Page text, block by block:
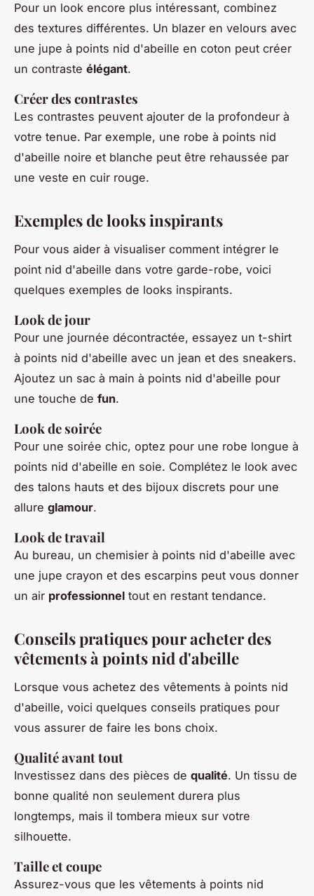
Pour un look encore plus intéressant, combinez
des textures différentes. Un blazer en velours avec
une jupe à points nid d'abeille en coton peut créer
un contraste élégant.
Créer des contrastes
Les contrastes peuvent ajouter de la profondeur à
votre tenue. Par exemple, une robe à points nid
d'abeille noire et blanche peut être rehaussée par
une veste en cuir rouge.
Exemples de looks inspirants
Pour vous aider à visualiser comment intégrer le
point nid d'abeille dans votre garde-robe, voici
quelques exemples de looks inspirants.
Look de jour
Pour une journée décontractée, essayez un t-shirt
à points nid d'abeille avec un jean et des sneakers.
Ajoutez un sac à main à points nid d'abeille pour
une touche de fun.
Look de soirée
Pour une soirée chic, optez pour une robe longue à
points nid d'abeille en soie. Complétez le look avec
des talons hauts et des bijoux discrets pour une
allure glamour.
Look de travail
Au bureau, un chemisier à points nid d'abeille avec
une jupe crayon et des escarpins peut vous donner
un air professionnel tout en restant tendance.
Conseils pratiques pour acheter des
vêtements à points nid d'abeille
Lorsque vous achetez des vêtements à points nid
d'abeille, voici quelques conseils pratiques pour
vous assurer de faire les bons choix.
Qualité avant tout
Investissez dans des pièces de qualité. Un tissu de
bonne qualité non seulement durera plus
longtemps, mais il tombera mieux sur votre
silhouette.
Taille et coupe
Assurez-vous que les vêtements à points nid